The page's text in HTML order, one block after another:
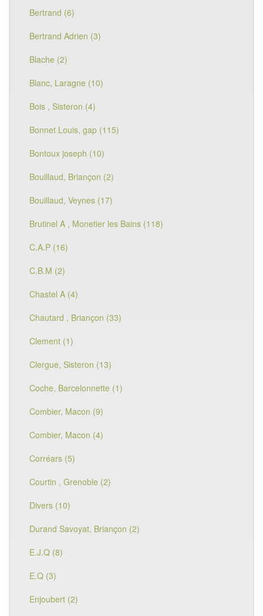
Bertrand (6)
Bertrand Adrien (3)
Blache (2)
Blanc, Laragne (10)
Bois , Sisteron (4)
Bonnet Louis, gap (115)
Bontoux joseph (10)
Bouillaud, Briançon (2)
Bouillaud, Veynes (17)
Brutinel A , Monetier les Bains (118)
C.A.P (16)
C.B.M (2)
Chastel A (4)
Chautard , Briançon (33)
Clement (1)
Clergue, Sisteron (13)
Coche, Barcelonnette (1)
Combier, Macon (9)
Combier, Macon (4)
Corréars (5)
Courtin , Grenoble (2)
Divers (10)
Durand Savoyat, Briançon (2)
E.J.Q (8)
E.Q (3)
Enjoubert (2)